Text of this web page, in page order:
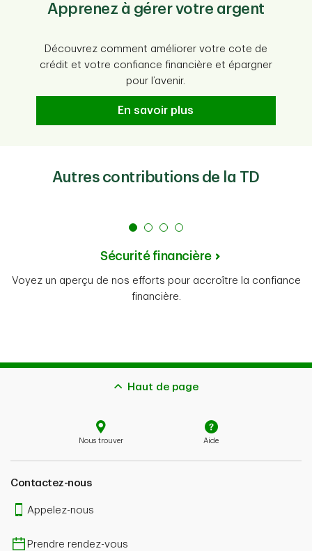
Apprenez à gérer votre argent
Découvrez comment améliorer votre cote de
crédit et votre confiance financière et épargner
pour l’avenir.
En savoir plus
Autres contributions de la TD
Sécurité financière
Voyez un aperçu de nos efforts pour accroître la confiance
financière.
Haut de page
Nous trouver Aide
Contactez-nous
Appelez-nous
Prendre rendez-vous